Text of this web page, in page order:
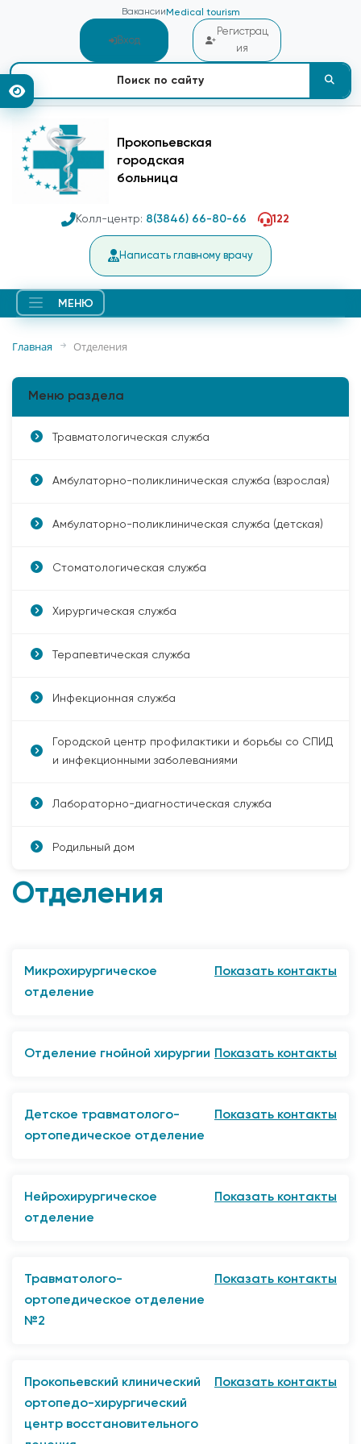
Вакансии Medical tourism
Вход
Регистрац
ия
Прокопьевская
городская
больница
Колл-центр: 8(3846) 66-80-66 122
Написать главному врачу
МЕНЮ
Главная Отделения
Меню раздела
Травматологическая служба
Амбулаторно-поликлиническая служба (взрослая)
Амбулаторно-поликлиническая служба (детская)
Стоматологическая служба
Хирургическая служба
Терапевтическая служба
Инфекционная служба
Городской центр профилактики и борьбы со СПИД
и инфекционными заболеваниями
Лабораторно-диагностическая служба
Родильный дом
Отделения
Микрохирургическое
отделение
Показать контакты
8 (3846) 61-17-35 (ординаторская)
Отделение гнойной хирургии Показать контакты
8 (3846) 61-17-25 (ординаторская)
Детское травматолого-
ортопедическое отделение
Показать контакты
8 (3846) 61-17-38 (ординаторская)
Нейрохирургическое
отделение
Показать контакты
8 (3846) 61-17-58 (ординаторская)
Травматолого-
ортопедическое отделение
№2
Показать контакты
8 (3846) 61-15-96 (ординаторская)
8 (3846) 61-17-31 (заведующий)
Прокопьевский клинический
ортопедо-хирургический
центр восстановительного
Показать контакты